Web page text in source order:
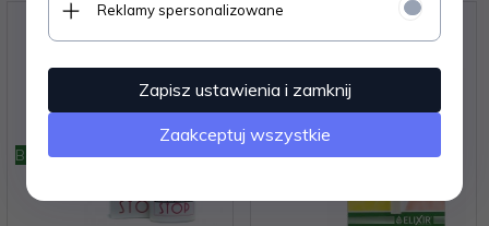
Bestseller Bestseller
Reklamy spersonalizowane
Zapisz ustawienia i zamknij
Zaakceptuj wszystkie